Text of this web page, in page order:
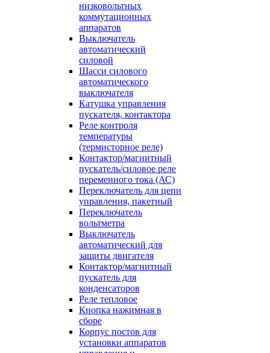
низковольтных
коммутационных
аппаратов
Выключатель
автоматический
силовой
Шасси силового
автоматического
выключателя
Катушка управления
пускателя, контактора
Реле контроля
температуры
(термисторное реле)
Контактор/магнитный
пускатель/силовое реле
переменного тока (АС)
Переключатель для цепи
управления, пакетный
Переключатель
вольтметра
Выключатель
автоматический для
защиты двигателя
Контактор/магнитный
пускатель для
конденсаторов
Реле тепловое
Кнопка нажимная в
сборе
Корпус постов для
установки аппаратов